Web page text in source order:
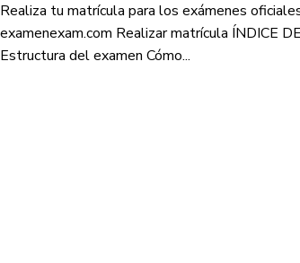
Realiza tu matrícula para los exámenes
examenexam.com Realizar matrícula ÍNDICE
Estructura del examen Cómo...